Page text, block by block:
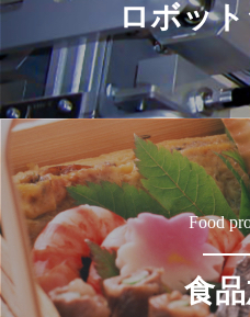
ロボッ
Food
食